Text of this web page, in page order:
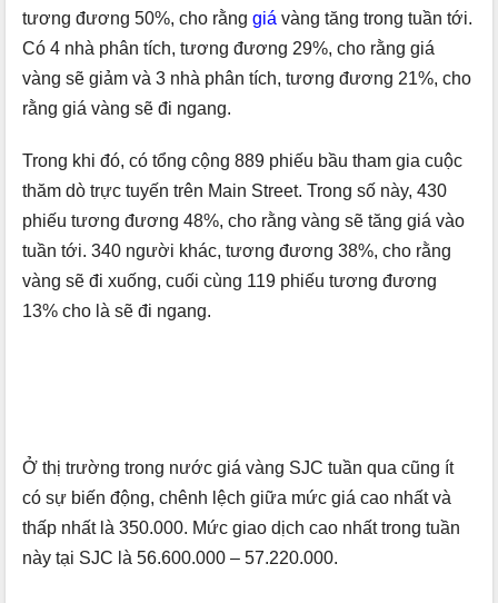
tương đương 50%, cho rằng giá vàng tăng trong tuần tới.
Có 4 nhà phân tích, tương đương 29%, cho rằng giá
vàng sẽ giảm và 3 nhà phân tích, tương đương 21%, cho
rằng giá vàng sẽ đi ngang.
Trong khi đó, có tổng cộng 889 phiếu bầu tham gia cuộc
thăm dò trực tuyến trên Main Street. Trong số này, 430
phiếu tương đương 48%, cho rằng vàng sẽ tăng giá vào
tuần tới. 340 người khác, tương đương 38%, cho rằng
vàng sẽ đi xuống, cuối cùng 119 phiếu tương đương
13% cho là sẽ đi ngang.
Ở thị trường trong nước giá vàng SJC tuần qua cũng ít
có sự biến động, chênh lệch giữa mức giá cao nhất và
thấp nhất là 350.000. Mức giao dịch cao nhất trong tuần
này tại SJC là 56.600.000 – 57.220.000.